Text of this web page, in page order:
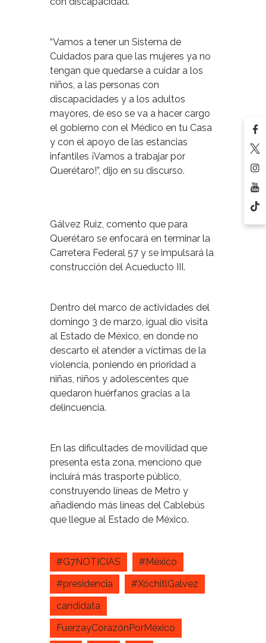
“Vamos a tener un Sistema de
Cuidados para que las mujeres ya no
tengan que quedarse a cuidar a los
niños, a las personas con
discapacidades y a los adultos
mayores, de eso se va a hacer cargo
el gobierno con el Médico en tu Casa
y con el apoyo de las estancias
infantiles ¡Vamos a trabajar por
Querétaro!”, dijo en su discurso.
Gálvez Ruiz, comento que para
Querétaro se enfocará en terminar la
Carretera Federal 57 y se impulsará la
construcción del Acueducto III.
Dentro del marco de actividades del
domingo 3 de marzo, igual dio visita
al Estado de México, en donde no
descarto el atender a víctimas de la
violencia, poniendo en prioridad a
niñas, niños y adolescentes que
quedaron huérfanos gracias a la
delincuencia.
En las dificultades de movilidad que
presenta esta zona, menciono que
incluirá más trasporte público,
construyendo líneas de Metro y
añadiendo más líneas del Cablebús
que llegue al Estado de México.
#G7NOTICIAS
#México
#presidencia
#XóchitlGalvez
candidata
FuerzayCorazónPorMéxico